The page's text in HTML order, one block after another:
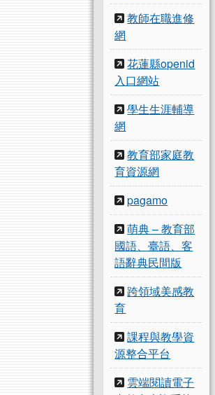
教師在職進修
網
花蓮縣openid
入口網站
學生生涯輔導
網
教育部家庭教
育資源網
pagamo
萌典 – 教育部
國語、臺語、客
語辭典民間版
跨領域美感教
育
課程與教學資
源整合平台
雲端閱讀電子